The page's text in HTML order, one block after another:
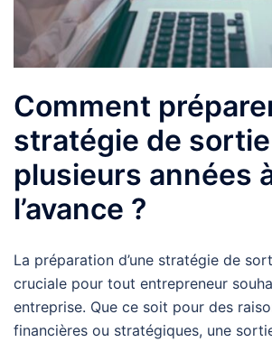
Comment
stratégie de sortie
plusieurs années
l’avance ?
La préparation d’une stratégie de
cruciale pour tout entrepreneur
entreprise. Que ce soit pour des
financières ou stratégiques, une